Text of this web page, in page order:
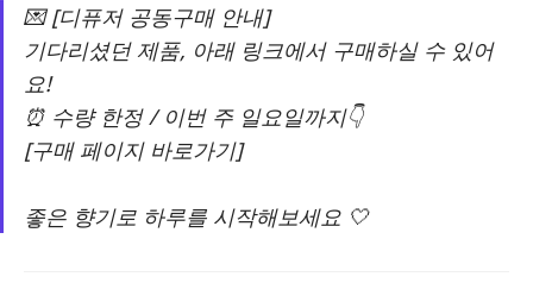
💌 [디퓨저 공동구매 안내]
기다리셨던 제품, 아래 링크에서 구매하실 수 있어
요!
⏰ 수량 한정 / 이번 주 일요일까지👇
[구매 페이지 바로가기]
좋은 향기로 하루를 시작해보세요 🤍